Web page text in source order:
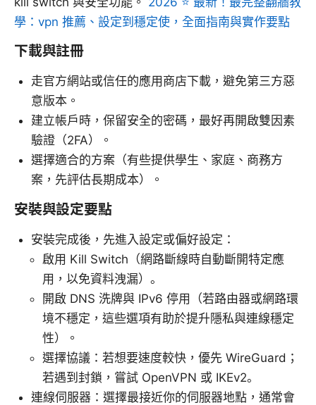
學：vpn 推薦、設定到穩定使，全面指南與實作要點
下載與註冊
走官方網站或信任的應用商店下載，避免第三方惡
意版本。
建立帳戶時，保留安全的密碼，最好再開啟雙因素
驗證（2FA）。
選擇適合的方案（有些提供學生、家庭、商務方
案，先評估長期成本）。
安裝與設定要點
安裝完成後，先進入設定或偏好設定：
啟用 Kill Switch（網路斷線時自動斷開特定應
用，以免資料洩漏）。
開啟 DNS 洗牌與 IPv6 停用（若路由器或網路環
境不穩定，這些選項有助於提升隱私與連線穩定
性）。
選擇協議：若想要速度較快，優先 WireGuard；
若遇到封鎖，嘗試 OpenVPN 或 IKEv2。
連線伺服器：選擇最接近你的伺服器地點，通常會